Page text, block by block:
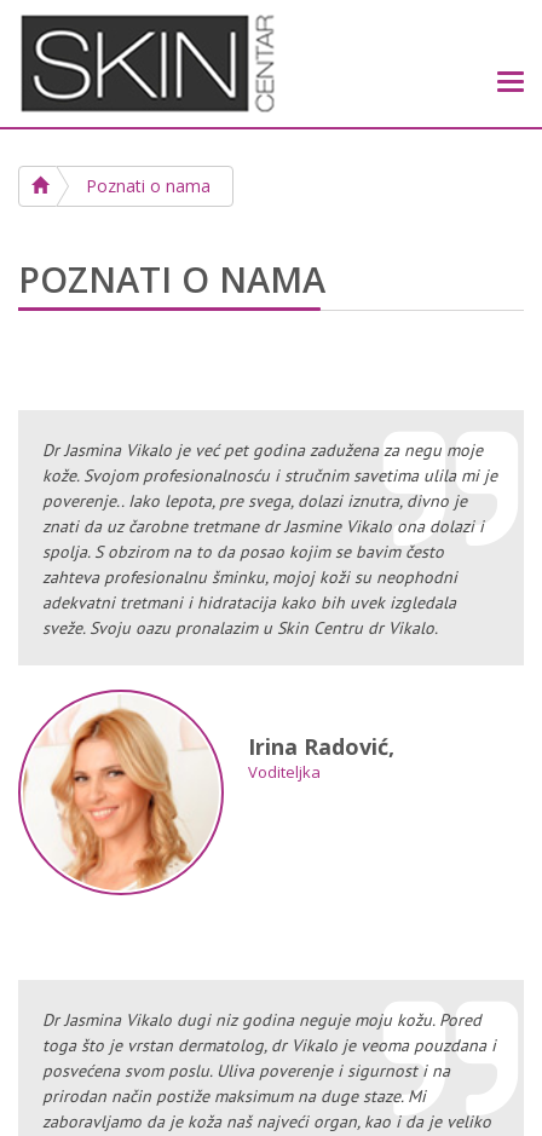
Poznati o nama
POZNATI O NAMA
Dr Jasmina Vikalo je već pet godina zadužena za negu moje
kože. Svojom profesionalnosću i stručnim savetima ulila mi je
poverenje.. Iako lepota, pre svega, dolazi iznutra, divno je
znati da uz čarobne tretmane dr Jasmine Vikalo ona dolazi i
spolja. S obzirom na to da posao kojim se bavim često
zahteva profesionalnu šminku, mojoj koži su neophodni
adekvatni tretmani i hidratacija kako bih uvek izgledala
sveže. Svoju oazu pronalazim u Skin Centru dr Vikalo.
Irina Radović,
Voditeljka
Dr Jasmina Vikalo dugi niz godina neguje moju kožu. Pored
toga što je vrstan dermatolog, dr Vikalo je veoma pouzdana i
posvećena svom poslu. Uliva poverenje i sigurnost i na
prirodan način postiže maksimum na duge staze. Mi
zaboravljamo da je koža naš najveći organ, kao i da je veliko